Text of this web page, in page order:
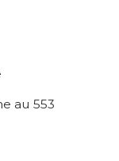
au 553